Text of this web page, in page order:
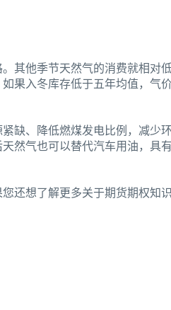
其他季节天然气的消费就相对
果入冬库存低于五年均值，气
缺、降低燃煤发电比例，减少
然气也可以替代汽车用油，具有
还想了解更多关于期货期权知